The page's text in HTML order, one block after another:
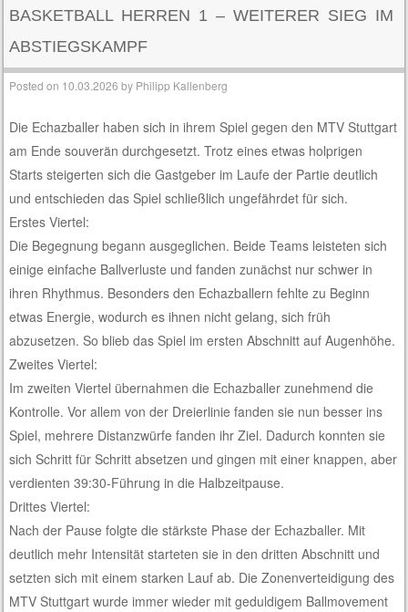
BASKETBALL HERREN 1 – WEITERER SIEG IM
ABSTIEGSKAMPF
Posted on 10.03.2026 by Philipp Kallenberg
Die Echazballer haben sich in ihrem Spiel gegen den MTV Stuttgart
am Ende souverän durchgesetzt. Trotz eines etwas holprigen
Starts steigerten sich die Gastgeber im Laufe der Partie deutlich
und entschieden das Spiel schließlich ungefährdet für sich.
Erstes Viertel:
Die Begegnung begann ausgeglichen. Beide Teams leisteten sich
einige einfache Ballverluste und fanden zunächst nur schwer in
ihren Rhythmus. Besonders den Echazballern fehlte zu Beginn
etwas Energie, wodurch es ihnen nicht gelang, sich früh
abzusetzen. So blieb das Spiel im ersten Abschnitt auf Augenhöhe.
Zweites Viertel:
Im zweiten Viertel übernahmen die Echazballer zunehmend die
Kontrolle. Vor allem von der Dreierlinie fanden sie nun besser ins
Spiel, mehrere Distanzwürfe fanden ihr Ziel. Dadurch konnten sie
sich Schritt für Schritt absetzen und gingen mit einer knappen, aber
verdienten 39:30-Führung in die Halbzeitpause.
Drittes Viertel:
Nach der Pause folgte die stärkste Phase der Echazballer. Mit
deutlich mehr Intensität starteten sie in den dritten Abschnitt und
setzten sich mit einem starken Lauf ab. Die Zonenverteidigung des
MTV Stuttgart wurde immer wieder mit geduldigem Ballmovement